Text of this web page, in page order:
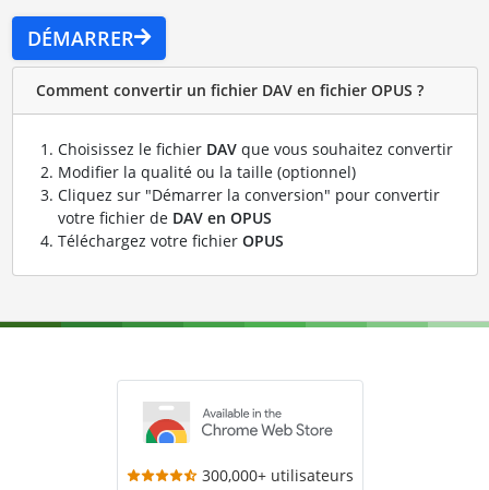
DÉMARRER
Comment convertir un fichier DAV en fichier OPUS ?
Choisissez le fichier DAVque vous souhaitez convertir
Modifier la qualité ou la taille (optionnel)
Cliquez sur "Démarrer la conversion" pour convertir
votre fichier de DAV en OPUS
Téléchargez votre fichier OPUS
300,000+ utilisateurs